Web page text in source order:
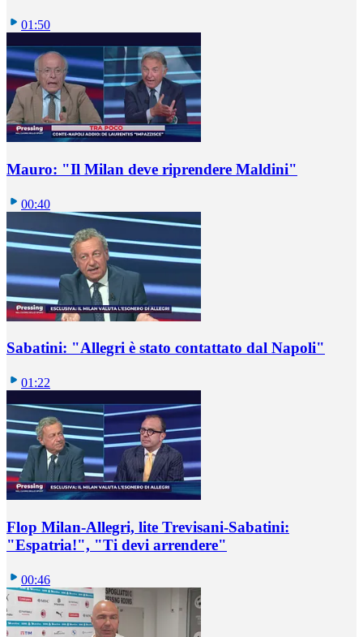
01:50
Mauro: "Il Milan deve riprendere Maldini"
00:40
Sabatini: "Allegri è stato contattato dal Napoli"
01:22
Flop Milan-Allegri, lite Trevisani-Sabatini:
"Espatria!", "Ti devi arrendere"
00:46